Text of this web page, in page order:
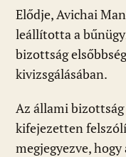
Elődje, Avichai
leállította a
bizottság
kivizsgálásában.
Az állami
kifejezetten
megjegyezve,